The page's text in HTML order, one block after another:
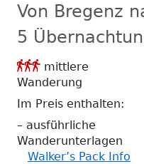
Von Bregenz
5
Anforderungsgrad
3
mittlere
Wanderung
Im Preis enthalten:
– ausführliche
Wanderunterlagen
Walker’s Pack Info